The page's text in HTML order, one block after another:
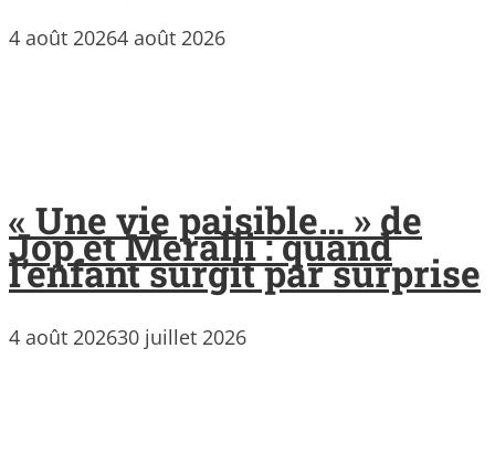
4 août 20264 août 2026
« Une vie paisible… » de
Jop et Meralli : quand
l’enfant surgit par surprise
4 août 202630 juillet 2026